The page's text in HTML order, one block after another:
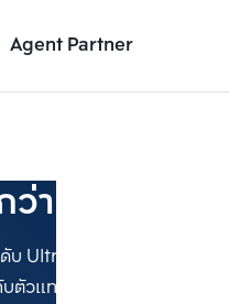
Agent Partner
30 ล้าน
บ Ultra Luxury พร้อมสิ่งอ
ตัวแทนอสังหาฯ มืออาชีพ